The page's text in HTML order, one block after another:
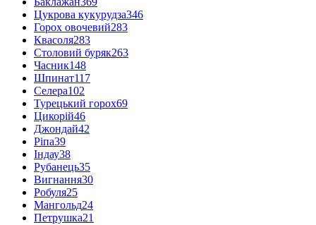
Цукрова кукурудза346
Горох овочевий283
Квасоля283
Столовий буряк263
Часник148
Шпинат117
Селера102
Турецький горох69
Цикорій46
Джондай42
Ріпа39
Індау38
Рубанець35
Вигнання30
Робуля25
Мангольд24
Петрушка21